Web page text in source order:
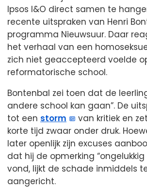
Ipsos I&O direct samen te
recente uitspraken van Henri
programma Nieuwsuur. Daar
het verhaal van een
zich niet geaccepteerd voelde
reformatorische school.
Bontenbal zei toen dat de
andere school kan gaan”. De
tot een storm
van kritiek en
korte tijd zwaar onder druk.
later openlijk zijn excuses
dat hij de opmerking
vond, lijkt de schade inmiddels
aangericht.